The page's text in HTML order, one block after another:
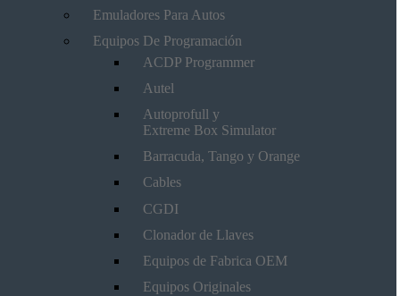
Emuladores Para Autos
Equipos De Programación
ACDP Programmer
Autel
Autoprofull y
Extreme Box Simulator
Barracuda, Tango y Orange
Cables
CGDI
Clonador de Llaves
Equipos de Fabrica OEM
Equipos Originales